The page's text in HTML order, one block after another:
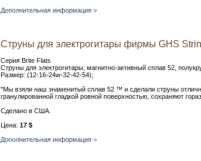
Дополнительная информация >
Струны для электрогитары фирмы GHS
Серия Brite Flats
Струны для электрогитары; магнитно-активный сплав 52,
Размер: (12-16-24w-32-42-54);
"Мы взяли наш знаменитый сплав 52 ™ и сделали струны
гранулированной гладкой ровной поверхностью, сохраняют
Сделано в США.
Цена: 17 $
Дополнительная информация >